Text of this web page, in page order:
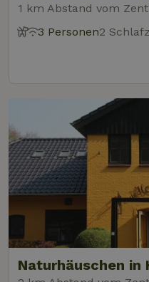
1 km Abstand vom
3 Personen2
Naturhäuschen in